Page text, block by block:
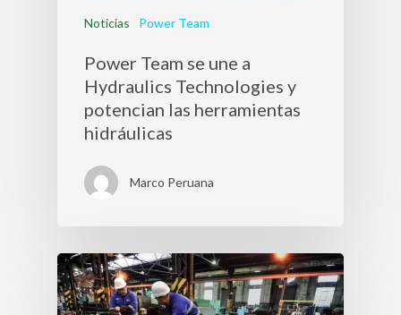
Noticias Power Team
Power Team se une a
Hydraulics Technologies y
potencian las herramientas
hidráulicas
Marco Peruana